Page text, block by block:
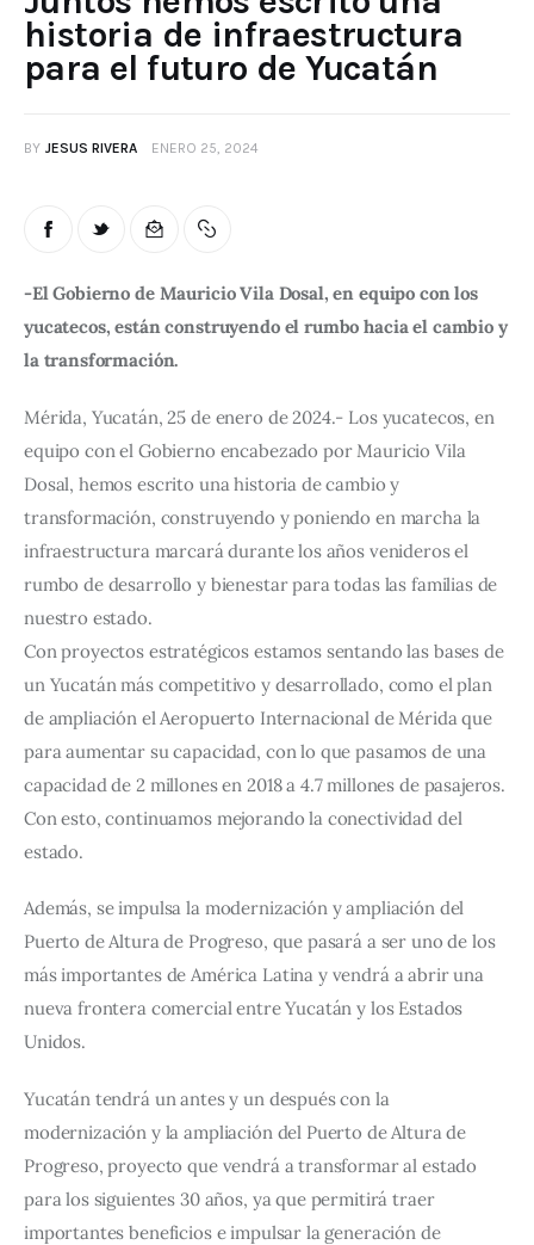
historia de infraestructura
para el futuro de Yucatán
BY JESUS RIVERA ENERO 25, 2024
-El Gobierno de Mauricio Vila Dosal, en equipo con los
yucatecos, están construyendo el rumbo hacia el cambio y
la transformación.
Mérida, Yucatán, 25 de enero de 2024.- Los yucatecos, en
equipo con el Gobierno encabezado por Mauricio Vila
Dosal, hemos escrito una historia de cambio y
transformación, construyendo y poniendo en marcha la
infraestructura marcará durante los años venideros el
rumbo de desarrollo y bienestar para todas las familias de
nuestro estado.
Con proyectos estratégicos estamos sentando las bases de
un Yucatán más competitivo y desarrollado, como el plan
de ampliación el Aeropuerto Internacional de Mérida que
para aumentar su capacidad, con lo que pasamos de una
capacidad de 2 millones en 2018 a 4.7 millones de pasajeros.
Con esto, continuamos mejorando la conectividad del
estado.
Además, se impulsa la modernización y ampliación del
Puerto de Altura de Progreso, que pasará a ser uno de los
más importantes de América Latina y vendrá a abrir una
nueva frontera comercial entre Yucatán y los Estados
Unidos.
Yucatán tendrá un antes y un después con la
modernización y la ampliación del Puerto de Altura de
Progreso, proyecto que vendrá a transformar al estado
para los siguientes 30 años, ya que permitirá traer
importantes beneficios e impulsar la generación de